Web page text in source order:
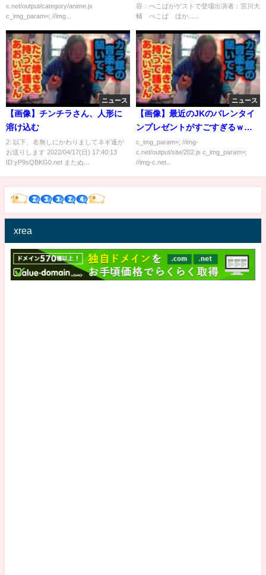
c.net/output/category/anime.js
c_img_param=; //img...
容：ぺこぱがゲストで登場出演者：宮川大
輔 ぺこぱ ほか......
ニュース
【画像】チンチラさん、人形に
溶け込む
2: 以下、名無しにかわりましてネギ速が
お送りします 2022/04/17(日) 17:40:13
ID:yP9sQBKG0.net またぬ...
ニュース
【画像】最近のJKのバレンタイ
ンプレゼントがすごすぎるｗｗ
ｗｗｗ
c_img_param=; //img-
c.net/output/site/202.js c_img_param=;
//img-c.net...
xrea